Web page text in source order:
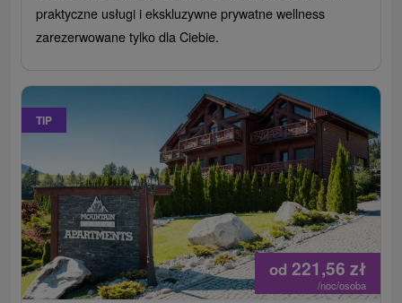
praktyczne usługi i ekskluzywne prywatne wellness
zarezerwowane tylko dla Ciebie.
TIP
od 221,56 zł
/noc/osoba